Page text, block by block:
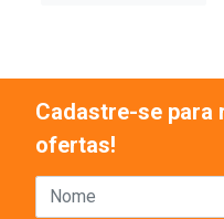
Cadastre-se para
ofertas!